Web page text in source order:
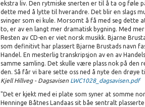
ekstra liv. Den rytmiske snerten er til å ta og føle
dette med å lytte til hverandre. Det blir en slags
svinger som ei kule. Morsomt å få med seg dette
to, er av en langt mer dramatisk bygning. Med
Resten av CD-en er viet norsk musikk. Bjarne
som definitivt har plassert Bjarne Brustads navn
Handel. En mesterlig transkripsjon av en av
samme samling. Det skulle være plass nok på
den. Så får vi bare sette oss ned å nyte den
Kjell Hillveg - Dagsavisen LWC1028_dagsavisen.pdf
"Det er kjekt med ei plate som syner at somme
Henninge Båtnes Landaas sit båe sentralt